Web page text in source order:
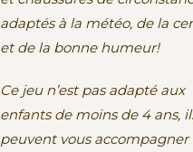
adaptés à la météo, de la
et de la bonne humeur!
Ce jeu n’est pas adapté aux
enfants de moins de 4 ans,
peuvent vous accompagner